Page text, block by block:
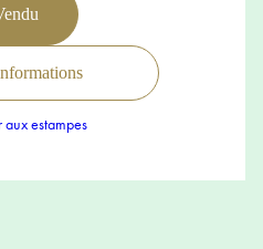
estampes